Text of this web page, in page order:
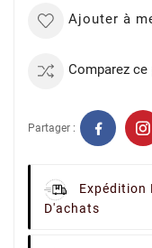
Ajouter à
Comparez ce
Partager :
Expédition
D'achats